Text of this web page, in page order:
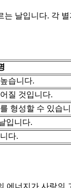
날입니다. 각
습니다.
질 것입니다.
형성할 수 있습
입니다.
다.
에너지가 사랑